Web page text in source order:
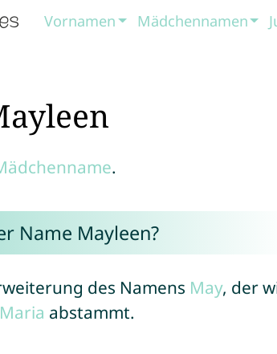
Vornamen Mädchennamen
.
Name Mayleen?
des Namens May, der
Maria abstammt.